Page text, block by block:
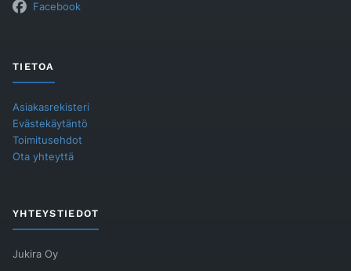
Facebook
TIETOA
Asiakasrekisteri
Evästekäytäntö
Toimitusehdot
Ota yhteyttä
YHTEYSTIEDOT
Jukira Oy